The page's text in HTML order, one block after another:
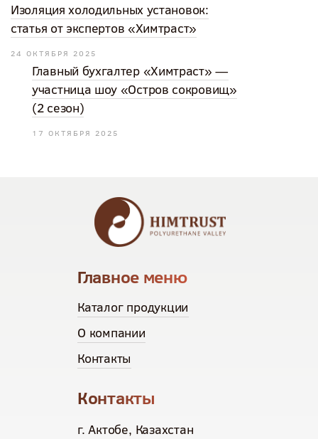
Изоляция холодильных установок:
статья от экспертов «Химтраст»
24 ОКТЯБРЯ 2025
Главный бухгалтер «Химтраст» —
участница шоу «Остров сокровищ»
(2 сезон)
17 ОКТЯБРЯ 2025
Главное меню
Каталог продукции
О компании
Контакты
Контакты
г. Актобе, Казахстан